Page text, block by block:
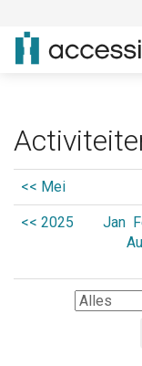
<< Mei
<< 2025 Jan